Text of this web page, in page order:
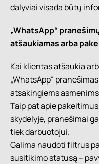
dalyviai visada būtų
„WhatsApp“
atšaukiamas arba
Kai klientas atšaukia
„WhatsApp“
atsakingiems
Taip pat apie
skydelyje, pranešimai
tiek darbuotojui.
Galima naudoti filtrus
susitikimo statusą –